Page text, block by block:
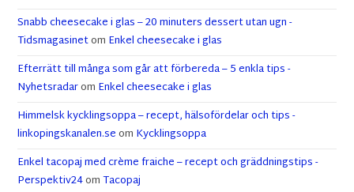
Snabb cheesecake i glas – 20 minuters dessert utan ugn -
Tidsmagasinetom Enkel cheesecake i glas
Efterrätt till många som går att förbereda – 5 enkla tips -
Nyhetsradarom Enkel cheesecake i glas
Himmelsk kycklingsoppa – recept, hälsofördelar och tips -
linkopingskanalen.seom Kycklingsoppa
Enkel tacopaj med crème fraiche – recept och gräddningstips -
Perspektiv24omTacopaj